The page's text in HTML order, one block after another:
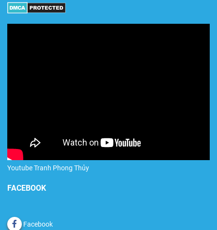
Youtube Tranh Phong Thủy
FACEBOOK
Facebook